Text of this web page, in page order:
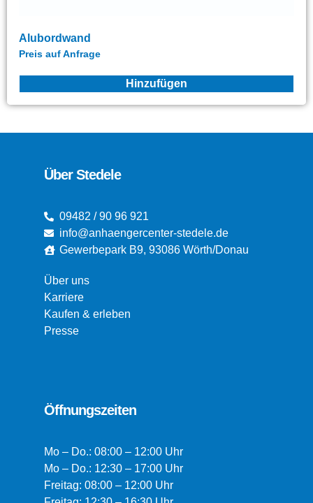
Alubordwand
Preis auf Anfrage
Hinzufügen
Über Stedele
09482 / 90 96 921
info@anhaengercenter-stedele.de
Gewerbepark B9, 93086 Wörth/Donau
Über uns
Karriere
Kaufen & erleben
Presse
Öffnungszeiten
Mo – Do.: 08:00 – 12:00 Uhr
Mo – Do.: 12:30 – 17:00 Uhr
Freitag: 08:00 – 12:00 Uhr